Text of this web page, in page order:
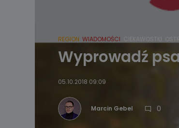
REGION WIADOMOŚCI CIEKAWOSTKI
Wyprowadź
05.10.2018 09:09
Marcin Gebel 0